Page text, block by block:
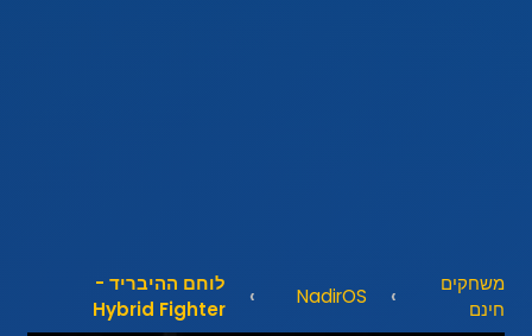
משחקים
חינם
NadirOS
לוחם ההיבריד -
Hybrid Fighter